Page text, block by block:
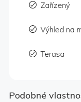
Zařízený
Výhled na
Terasa
Podobné